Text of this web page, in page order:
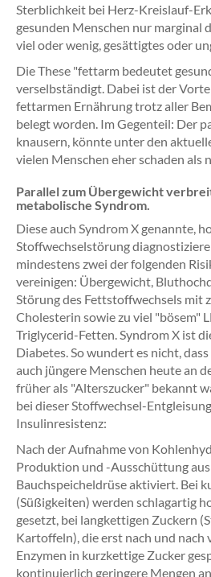
Sterblichkeit bei Herz-Kreislauf-
gesunden Menschen nur marginal
viel oder wenig, gesättigtes oder
Die These "fettarm bedeutet
verselbständigt. Dabei ist der
fettarmen Ernährung trotz aller
belegt worden. Im Gegenteil: Der
knausern, könnte unter den
vielen Menschen eher schaden als
Parallel zum Übergewicht
metabolische Syndrom.
Diese auch Syndrom X genannte,
Stoffwechselstörung
mindestens zwei der folgenden
vereinigen: Übergewicht,
Störung des Fettstoffwechsels mit
Cholesterin sowie zu viel "bösem"
Triglycerid-Fetten. Syndrom X ist
Diabetes. So wundert es nicht,
auch jüngere Menschen heute an
früher als "Alterszucker" bekannt
bei dieser Stoffwechsel-
Insulinresistenz:
Nach der Aufnahme von
Produktion und -Ausschüttung
Bauchspeicheldrüse aktiviert. Bei
(Süßigkeiten) werden schlagartig
gesetzt, bei langkettigen Zuckern
Kartoffeln), die erst nach und
Enzymen in kurzkettige Zucker
kontinuierlich geringere Mengen